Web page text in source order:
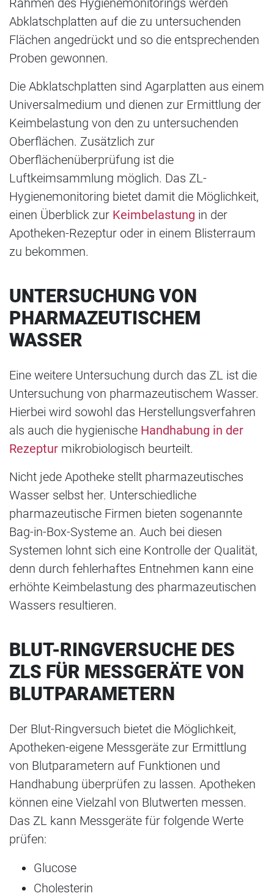
Abklatschplatten auf die zu untersuchenden
Flächen angedrückt und so die entsprechenden
Proben gewonnen.
Die Abklatschplatten sind Agarplatten aus einem
Universalmedium und dienen zur Ermittlung der
Keimbelastung von den zu untersuchenden
Oberflächen. Zusätzlich zur
Oberflächenüberprüfung ist die
Luftkeimsammlung möglich. Das ZL-
Hygienemonitoring bietet damit die Möglichkeit,
einen Überblick zur Keimbelastung in der
Apotheken-Rezeptur oder in einem Blisterraum
zu bekommen.
UNTERSUCHUNG VON
PHARMAZEUTISCHEM
WASSER
Eine weitere Untersuchung durch das ZL ist die
Untersuchung von pharmazeutischem Wasser.
Hierbei wird sowohl das Herstellungsverfahren
als auch die hygienische Handhabung in der
Rezeptur mikrobiologisch beurteilt.
Nicht jede Apotheke stellt pharmazeutisches
Wasser selbst her. Unterschiedliche
pharmazeutische Firmen bieten sogenannte
Bag-in-Box-Systeme an. Auch bei diesen
Systemen lohnt sich eine Kontrolle der Qualität,
denn durch fehlerhaftes Entnehmen kann eine
erhöhte Keimbelastung des pharmazeutischen
Wassers resultieren.
BLUT-RINGVERSUCHE DES
ZLS FÜR MESSGERÄTE VON
BLUTPARAMETERN
Der Blut-Ringversuch bietet die Möglichkeit,
Apotheken-eigene Messgeräte zur Ermittlung
von Blutparametern auf Funktionen und
Handhabung überprüfen zu lassen. Apotheken
können eine Vielzahl von Blutwerten messen.
Das ZL kann Messgeräte für folgende Werte
prüfen:
Glucose
Cholesterin